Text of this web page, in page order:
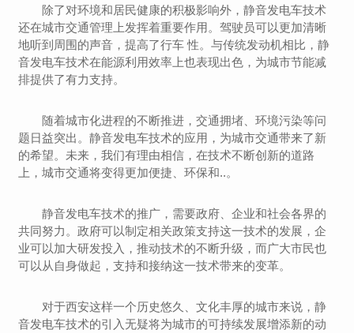
除了对环境和居民健康的积极影响外，静音发电车技术
还在城市交通管理上发挥着重要作用。驾驶员可以更加清晰
地听到周围的声音，提高了行车 性。与传统发动机相比，静
音发电车技术在能源利用效率上也表现出色，为城市节能减
排提供了有力支持。
随着城市化进程的不断推进，交通拥堵、环境污染等问
题日益突出。静音发电车技术的应用，为城市交通带来了新
的希望。未来，我们有理由相信，在技术不断创新的道路
上，城市交通将变得更加便捷、环保和..。
静音发电车技术的推广，需要政府、企业和社会各界的
共同努力。政府可以制定相关政策支持这一技术的发展，企
业可以加大研发投入，推动技术的不断升级，而广大市民也
可以从自身做起，支持和接纳这一技术带来的变革。
对于西安这样一个历史悠久、文化丰厚的城市来说，静
音发电车技术的引入无疑将为城市的可持续发展增添新的动